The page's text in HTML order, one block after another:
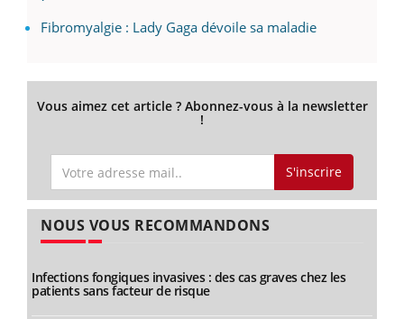
Fibromyalgie : Lady Gaga dévoile sa maladie
Vous aimez cet article ? Abonnez-vous à la newsletter
!
S'inscrire
NOUS VOUS RECOMMANDONS
Infections fongiques invasives : des cas graves chez les
patients sans facteur de risque